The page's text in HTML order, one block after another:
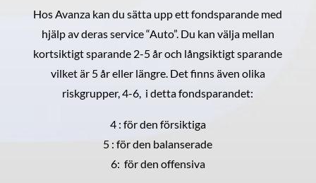
Hos Avanza kan du sätta upp ett fondsparande med
hjälp av deras service “Auto”. Du kan välja mellan
kortsiktigt sparande 2-5 år och långsiktigt sparande
vilket är 5 år eller längre. Det finns även olika
riskgrupper, 4-6, i detta fondsparandet:
4 : för den försiktiga
5 : för den balanserade
6: för den offensiva